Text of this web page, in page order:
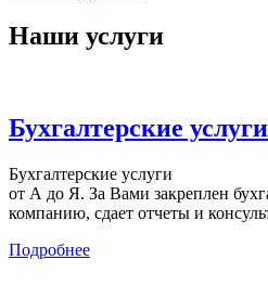
Наши услуги
Бухгалтерские услуги
Бухгалтерские услуги
от А до Я. За Вами закреплен
компанию, сдает отчеты и
Подробнее